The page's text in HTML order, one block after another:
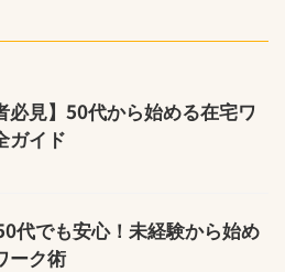
必見】50代から始める在宅ワ
ガイド
代でも安心！未経験から始め
ーク術